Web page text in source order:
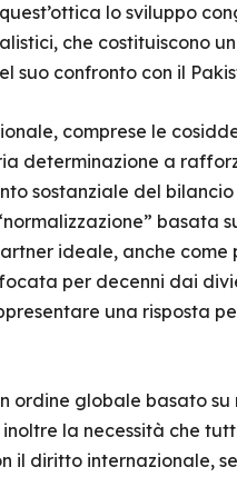
lo sviluppo
che costituiscono
suo confronto con il
comprese le
determinazione a
sostanziale del
basata
ideale, anche
per decenni dai
una risposta
ordine globale basato
la necessità che
il diritto internazionale,